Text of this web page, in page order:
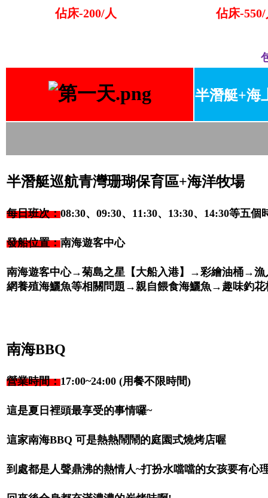
佔床-200/人 佔床-
半潛艇+海
半潛艇巡航青灣珊瑚保育區+海洋牧場
每日班次：08:30、09:30、11:30、13:30、14:30等五個
發船位置：南海遊客中心
南海遊客中心→菊島之星【大船入港】→彩繪油桶→
網養殖海鱺魚等相關問題→親自餵食海鱺魚→趣味釣
南海BBQ
營業時間：17:00~24:00 (用餐不限時間)
這是夏日裡頭最享受的事情囉~
這家南海BBQ 可是熱熱鬧鬧的庭園式燒烤店喔
到處都是人聲鼎沸的熱情人~打扮水噹噹的女孩要有心